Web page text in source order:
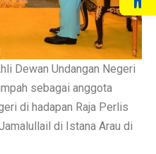
Dewan Undangan Negeri
sebagai anggota
di hadapan Raja Perlis
di Istana Arau di